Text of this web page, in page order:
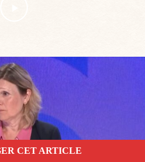
CET ARTICLE